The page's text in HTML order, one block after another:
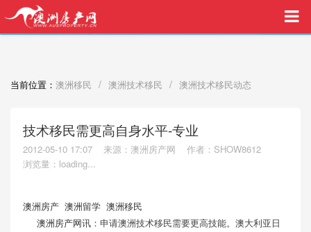
买家中介VIP服务，助您安心购房
当前位置： 澳洲移民 / 澳洲技术移民 / 澳洲技术移民动态
技术移民需更高自身水平-专业
2012-05-10 17:07 来源：澳洲房产网
作者：SHOW8612
浏览量： loading...
澳洲房产 澳洲留学 澳洲移民
澳洲房产网讯：申请澳洲技术移民需要更高技能。澳大利亚日